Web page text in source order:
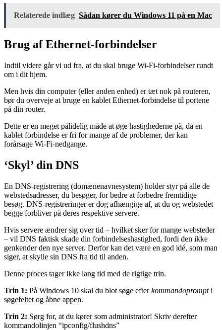
Relaterede indlæg Sådan kører du Windows 11 på en Mac
Brug af Ethernet-forbindelser
Indtil videre går vi ud fra, at du skal bruge Wi-Fi-forbindelser rundt
om i dit hjem.
Men hvis din computer (eller anden enhed) er tæt nok på routeren,
bør du overveje at bruge en kablet Ethernet-forbindelse til portene
på din router.
Dette er en meget pålidelig måde at øge hastighederne på, da en
kablet forbindelse er fri for mange af de problemer, der kan
forårsage Wi-Fi-nedgange.
‘Skyl’ din DNS
En DNS-registrering (domænenavnesystem) holder styr på alle de
webstedsadresser, du besøger, for bedre at forbedre fremtidige
besøg. DNS-registreringer er dog afhængige af, at du og webstedet
begge forbliver på deres respektive servere.
Hvis servere ændrer sig over tid – hvilket sker for mange websteder
– vil DNS faktisk skade din forbindelseshastighed, fordi den ikke
genkender den nye server. Derfor kan det være en god idé, som man
siger, at skylle sin DNS fra tid til anden.
Denne proces tager ikke lang tid med de rigtige trin.
Trin 1: På Windows 10 skal du blot søge efterkommandoprompti
søgefeltet og åbne appen.
Trin 2: Sørg for, at du kører som administrator! Skriv derefter
kommandolinjen “ipconfig/flushdns”